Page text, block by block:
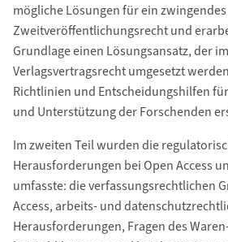
mögliche Lösungen für ein zwingendes
Zweitveröffentlichungsrecht und
Grundlage einen Lösungsansatz, der
Verlagsvertragsrecht umgesetzt
Richtlinien und Entscheidungshilfen
und Unterstützung der Forschenden
Im zweiten Teil wurden die
Herausforderungen bei Open Access
umfasste: die verfassungsrechtlichen
Access, arbeits- und
Herausforderungen, Fragen des